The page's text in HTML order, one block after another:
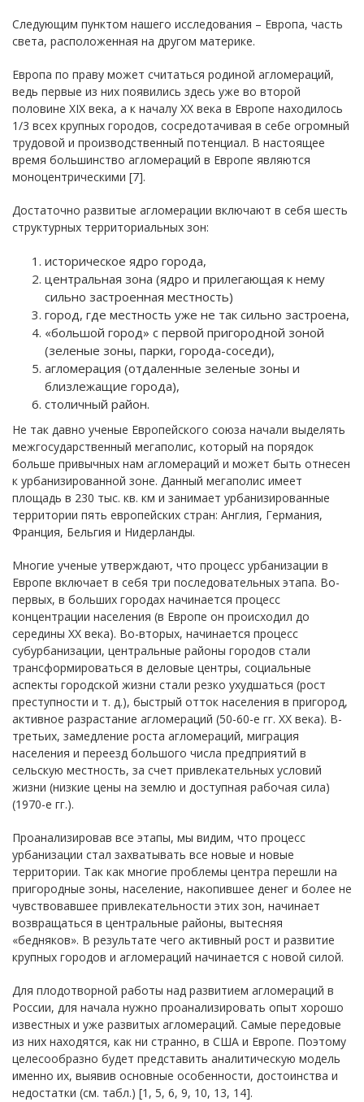
Следующим пунктом нашего исследования – Европа, часть
света, расположенная на другом материке.
Европа по праву может считаться родиной агломераций,
ведь первые из них появились здесь уже во второй
половине XIX века, а к началу XX века в Европе находилось
1/3 всех крупных городов, сосредотачивая в себе огромный
трудовой и производственный потенциал. В настоящее
время большинство агломераций в Европе являются
моноцентрическими [7].
Достаточно развитые агломерации включают в себя шесть
структурных территориальных зон:
историческое ядро города,
центральная зона (ядро и прилегающая к нему
сильно застроенная местность)
город, где местность уже не так сильно застроена,
«большой город» с первой пригородной зоной
(зеленые зоны, парки, города-соседи),
агломерация (отдаленные зеленые зоны и
близлежащие города),
столичный район.
Не так давно ученые Европейского союза начали выделять
межгосударственный мегаполис, который на порядок
больше привычных нам агломераций и может быть отнесен
к урбанизированной зоне. Данный мегаполис имеет
площадь в 230 тыс. кв. км и занимает урбанизированные
территории пять европейских стран: Англия, Германия,
Франция, Бельгия и Нидерланды.
Многие ученые утверждают, что процесс урбанизации в
Европе включает в себя три последовательных этапа. Во-
первых, в больших городах начинается процесс
концентрации населения (в Европе он происходил до
середины XX века). Во-вторых, начинается процесс
субурбанизации, центральные районы городов стали
трансформироваться в деловые центры, социальные
аспекты городской жизни стали резко ухудшаться (рост
преступности и т. д.), быстрый отток населения в пригород,
активное разрастание агломераций (50-60-е гг. XX века). В-
третьих, замедление роста агломераций, миграция
населения и переезд большого числа предприятий в
сельскую местность, за счет привлекательных условий
жизни (низкие цены на землю и доступная рабочая сила)
(1970-е гг.).
Проанализировав все этапы, мы видим, что процесс
урбанизации стал захватывать все новые и новые
территории. Так как многие проблемы центра перешли на
пригородные зоны, население, накопившее денег и более не
чувствовавшее привлекательности этих зон, начинает
возвращаться в центральные районы, вытесняя
«бедняков». В результате чего активный рост и развитие
крупных городов и агломераций начинается с новой силой.
Для плодотворной работы над развитием агломераций в
России, для начала нужно проанализировать опыт хорошо
известных и уже развитых агломераций. Самые передовые
из них находятся, как ни странно, в США и Европе. Поэтому
целесообразно будет представить аналитическую модель
именно их, выявив основные особенности, достоинства и
недостатки (см. табл.) [1, 5, 6, 9, 10, 13, 14].